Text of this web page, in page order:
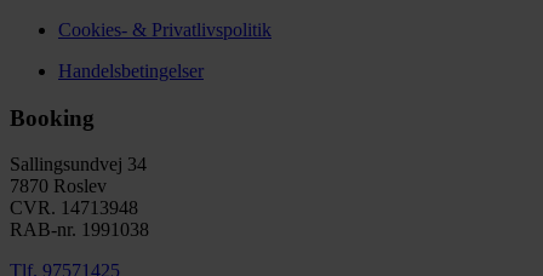
Cookies- & Privatlivspolitik
Handelsbetingelser
Booking
Sallingsundvej 34
7870 Roslev
CVR. 14713948
RAB-nr. 1991038​
Tlf. 97571425